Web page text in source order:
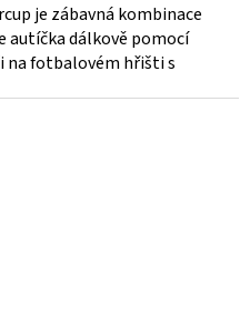
je zábavná kombinace
autíčka dálkově pomocí
na fotbalovém hřišti s